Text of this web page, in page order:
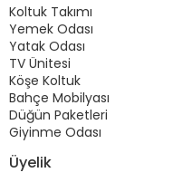
Koltuk Takımı
Yemek Odası
Yatak Odası
TV Ünitesi
Köşe Koltuk
Bahçe Mobilyası
Düğün Paketleri
Giyinme Odası
Üyelik